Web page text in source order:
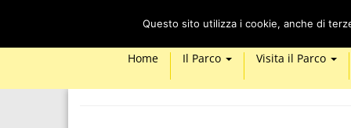
Home Il Parco Visita il Parco
Questo sito utilizza i cookie, anche di